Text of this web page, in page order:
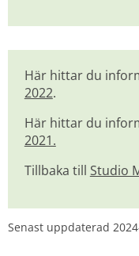
Här hittar du
2022.
Här hittar du
2021.
Tillbaka till Studio
Senast uppdaterad